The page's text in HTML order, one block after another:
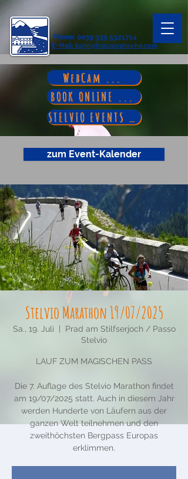
Phone: 0039 335 5321714
E-Mail: karin@franzenshoehe.com
WebCam ...
BOOK ONLINE ...
STELVIO EVENTS ...
zum Event-Kalender
Stelvio Marathon 19/07/2025
Sa., 19. Juli
Prad am Stilfserjoch / Passo
Stelvio
LAUF ZUM MAGISCHEN PASS
Die 7. Auflage des Stelvio Marathon findet
am 19/07/2025 statt. Auch in diesem Jahr
werden Hunderte von Läufern aus der
ganzen Welt teilnehmen und den
zweithöchsten Bergpass Europas
erklimmen.